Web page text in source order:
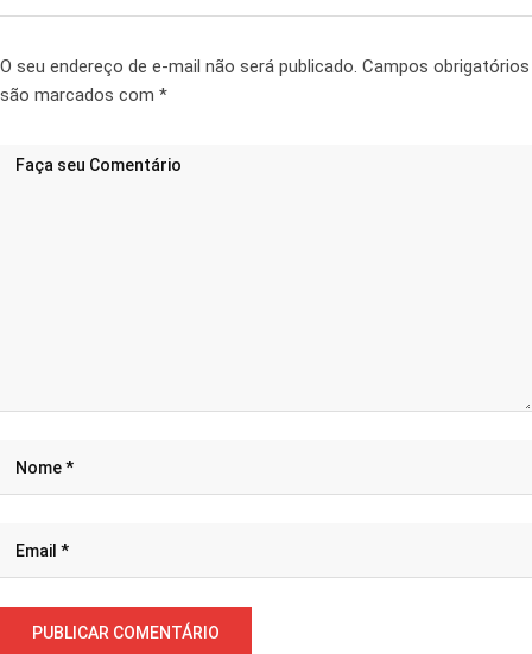
O seu endereço de e-mail não será publicado. Campos obrigatórios
são marcados com *